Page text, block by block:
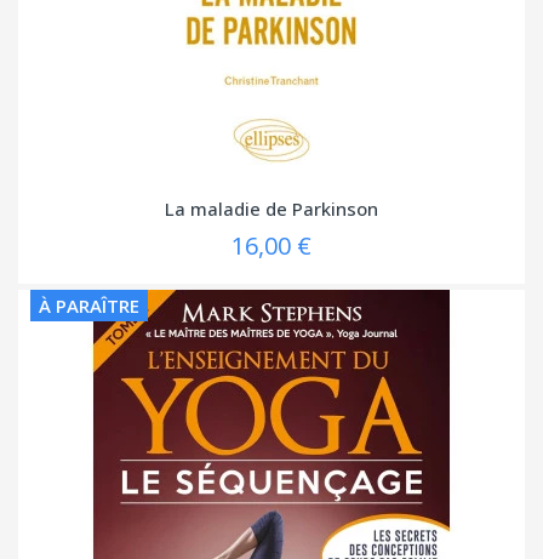
La maladie de Parkinson
16,00 €
À PARAÎTRE